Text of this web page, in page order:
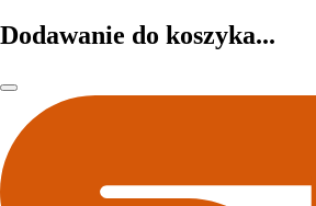
Dodawanie do koszyka...